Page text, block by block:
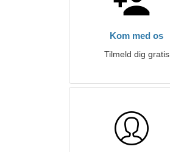
Kom med os
Tilmeld dig gratis